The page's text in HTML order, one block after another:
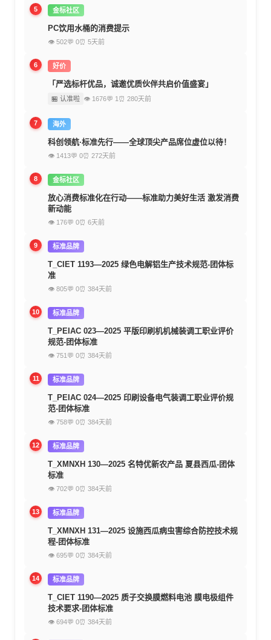
5 金标社区
PC饮用水桶的消费提示
👁 502💬 0⏰ 5天前
6 好价
「严选标杆优品，诚邀优质伙伴共启价值盛宴」
🏪 认准啦 👁 1676💬 1 ⏰ 280天前
7 海外
科创领航·标准先行——全球顶尖产品席位虚位以待！
👁 1413💬 0⏰ 272天前
8 金标社区
放心消费标准化在行动——标准助力美好生活 激发消费
新动能
👁 176💬 0⏰ 6天前
9 标准品牌
T_CIET 1193—2025 绿色电解铝生产技术规范-团体标
准
👁 805💬 0⏰ 384天前
10 标准品牌
T_PEIAC 023—2025 平版印刷机机械装调工职业评价
规范-团体标准
👁 751 💬 0⏰ 384天前
11 标准品牌
T_PEIAC 024—2025 印刷设备电气装调工职业评价规
范-团体标准
👁 758💬 0⏰ 384天前
12 标准品牌
T_XMNXH 130—2025 名特优新农产品 夏县西瓜-团体
标准
👁 702💬 0⏰ 384天前
13 标准品牌
T_XMNXH 131—2025 设施西瓜病虫害综合防控技术规
程-团体标准
👁 695💬 0⏰ 384天前
14 标准品牌
T_CIET 1190—2025 质子交换膜燃料电池 膜电极组件
技术要求-团体标准
👁 694💬 0⏰ 384天前